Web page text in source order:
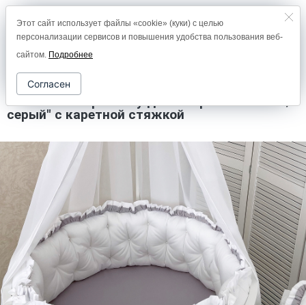
8 (800) 2000-978
Комплект в кроватку дизайнерский "Белый/
серый" с каретной стяжкой
Этот сайт использует файлы «cookie» (куки) с целью
персонализации сервисов и повышения удобства пользования веб-
сайтом. Подробнее
Согласен